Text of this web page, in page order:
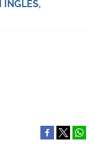
INGLÊS,